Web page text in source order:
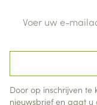
Door op inschrijven te
nieuwsbrief en gaat u